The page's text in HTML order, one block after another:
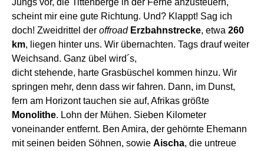
scheint mir eine gute Richtung. Und? Klappt! Sag ich
doch! Zweidrittel der offroad Erzbahnstrecke, etwa 260
km, liegen hinter uns. Wir übernachten. Tags drauf weiter
Weichsand. Ganz übel wird´s,
dichtstehende, harte Grasbüschel kommen hinzu. Wir
springen mehr, denn dass wir fahren. Dann, im Dunst,
fern am Horizont tauchen sie auf, Afrikas größte
Monolithe. Lohn der Mühen. Sieben Kilometer
voneinander entfernt. Ben Amira, der gehörnte Ehemann
mitseinen beiden Söhnen, sowie Aischa, die untreue